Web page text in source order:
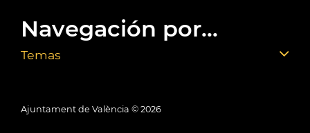
Navegación por...
Temas
Ajuntament de València © 2026